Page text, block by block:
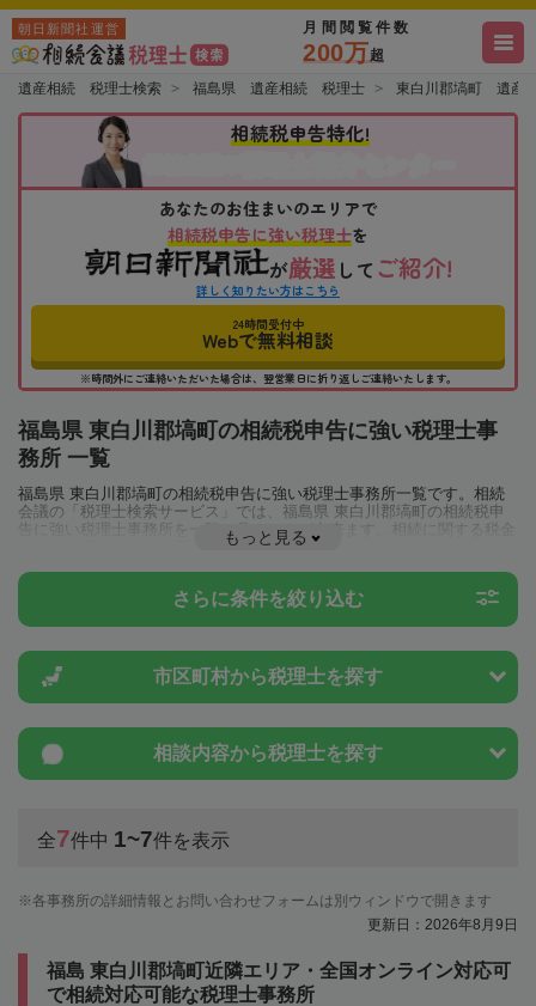
朝日新聞社運営 月間閲覧件数
200万超
遺産相続 税理士検索 福島県 遺産相続 税理士 東白川郡塙町 遺産
相続税申告特化!
あなたのお住まいのエリアで
相続税申告に強い税理士を
が厳選 して ご紹介!
詳しく知りたい方はこちら
24時間受付中
Webで無料相談
※時間外にご連絡いただいた場合は、翌営業日に折り返しご連絡いたします。
福島県 東白川郡塙町の相続税申告に強い税理士事
務所 一覧
福島県 東白川郡塙町の相続税申告に強い税理士事務所一覧です。相続
会議の「税理士検索サービス」では、福島県 東白川郡塙町の相続税申
告に強い税理士事務所を一覧で見ることが出来ます。相続に関する税金
や特例制度のことは一度近隣の税理士に相談してみましょう。
もっと見る
さらに条件を絞り込む
市区町村から税理士を探す
相談内容から税理士を探す
全7件中 1~7件を表示
各事務所の詳細情報とお問い合わせフォームは別ウィンドウで開きます
更新日：2026年8月9日
福島 東白川郡塙町近隣エリア・全国オンライン対応可
で相続対応可能な税理士事務所